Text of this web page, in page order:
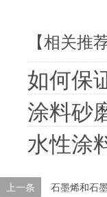
【相关推
如何保
涂料砂
水性涂
上一条 石墨烯和石